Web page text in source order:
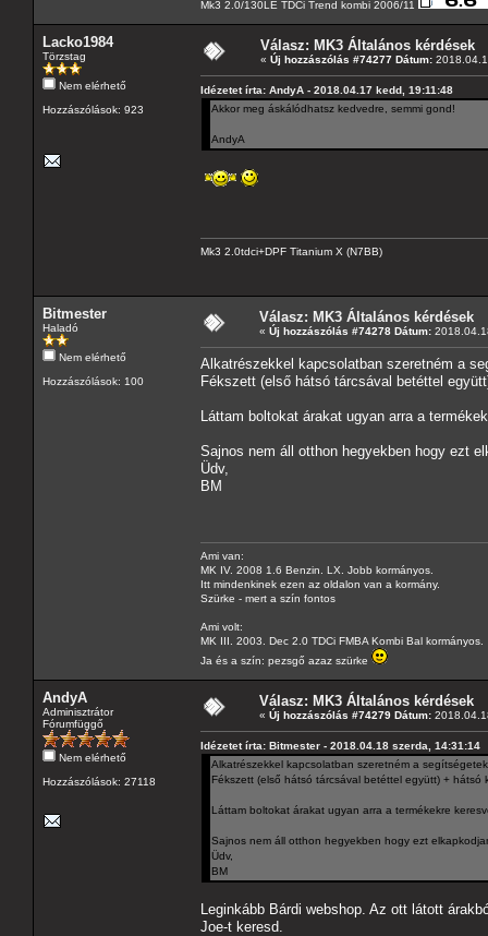
Mk3 2.0/130LE TDCi Trend kombi 2006/11
Lacko1984
Törzstag
Nem elérhető
Hozzászólások: 923
Válasz: MK3 Általános kérdések
« Új hozzászólás #74277 Dátum:
Idézetet írta: AndyA - 2018.04.17 kedd, 19:11:48
Akkor meg áskálódhatsz kedvedre, semmi gond!
AndyA
Mk3 2.0tdci+DPF Titanium X (N7BB)
Bitmester
Haladó
Nem elérhető
Hozzászólások: 100
Válasz: MK3 Általános kérdések
« Új hozzászólás #74278 Dátum:
Alkatrészekkel kapcsolatban szeretném a
Fékszett (első hátsó tárcsával betéttel
Láttam boltokat árakat ugyan arra a
Sajnos nem áll otthon hegyekben hogy ezt
Üdv,
BM
Ami van:
MK IV. 2008 1.6 Benzin. LX. Jobb kormányos.
Itt mindenkinek ezen az oldalon van a kormány.
Szürke - mert a szín fontos
Ami volt:
MK III. 2003. Dec 2.0 TDCi FMBA Kombi Bal kormányos.
Ja és a szín: pezsgő azaz szürke
AndyA
Adminisztrátor
Fórumfüggő
Nem elérhető
Hozzászólások: 27118
Válasz: MK3 Általános kérdések
« Új hozzászólás #74279 Dátum:
Idézetet írta: Bitmester - 2018.04.18 szerda, 14:31:14
Alkatrészekkel kapcsolatban szeretném a
Fékszett (első hátsó tárcsával betéttel együtt) +
Láttam boltokat árakat ugyan arra a termékekre
Sajnos nem áll otthon hegyekben hogy ezt
Üdv,
BM
Leginkább Bárdi webshop. Az ott látott
Joe-t keresd.